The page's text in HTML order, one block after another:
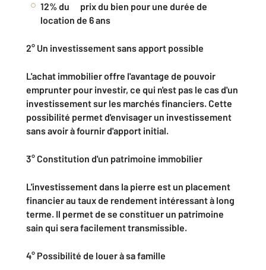
12% du prix du bien pour une durée de
location de 6 ans
2° Un investissement sans apport possible
L'achat immobilier offre l'avantage de pouvoir
emprunter pour investir, ce qui n'est pas le cas d'un
investissement sur les marchés financiers. Cette
possibilité permet d'envisager un investissement
sans avoir à fournir d'apport initial.
3°Constitution d'un patrimoine immobilier
L'investissement dans la pierre est un placement
financier au taux de rendement intéressant à long
terme. Il permet de se constituer un patrimoine
sain qui sera facilement transmissible.
4° Possibilité de louer à sa famille